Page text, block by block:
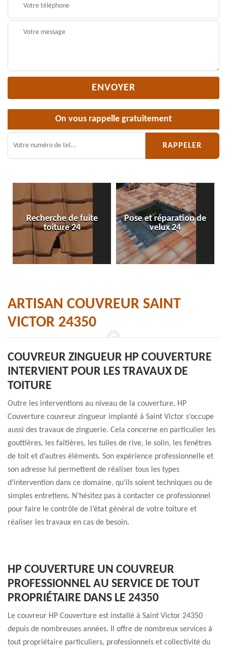
On vous rappelle gratuitement
Recherche de fuite
toiture 24
Pose et réparation de
velux 24
ARTISAN COUVREUR SAINT
VICTOR 24350
COUVREUR ZINGUEUR HP COUVERTURE
INTERVIENT POUR LES TRAVAUX DE
TOITURE
Outre les interventions au niveau de la couverture, HP
Couverture couvreur zingueur implanté à Saint Victor s’occupe
aussi des travaux de zinguerie. Cela concerne en particulier les
gouttières, les faîtières, les tuiles de rive, le solin, les fenêtres
de toit et d’autres éléments. Son expérience professionnelle et
son adresse lui permettent de réaliser tous les types
d’intervention dans ce domaine, qu’ils soient techniques ou de
simples entretiens. N’hésitez pas à contacter ce professionnel
pour faire le contrôle de l’état général de votre toiture et
réaliser les travaux en cas de besoin.
HP COUVERTURE UN COUVREUR
PROFESSIONNEL AU SERVICE DE TOUT
PROPRIÉTAIRE DANS LE 24350
Le couvreur HP Couverture est installé à Saint Victor 24350
depuis de nombreuses années. Il offre de nombreux services à
tout propriétaire particuliers, professionnels et collectivité du